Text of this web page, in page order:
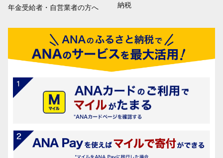
年金受給者・自営業者の方へ
納税